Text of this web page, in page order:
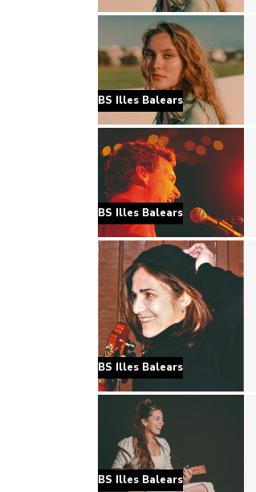
BS Illes Balears
BS Illes Balears
BS Illes Balears
BS Illes Balears